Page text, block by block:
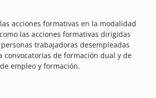
acciones formativas en la modalidad
las acciones formativas dirigidas
trabajadoras desempleadas
convocatorias de formación dual y de
empleo y formación.